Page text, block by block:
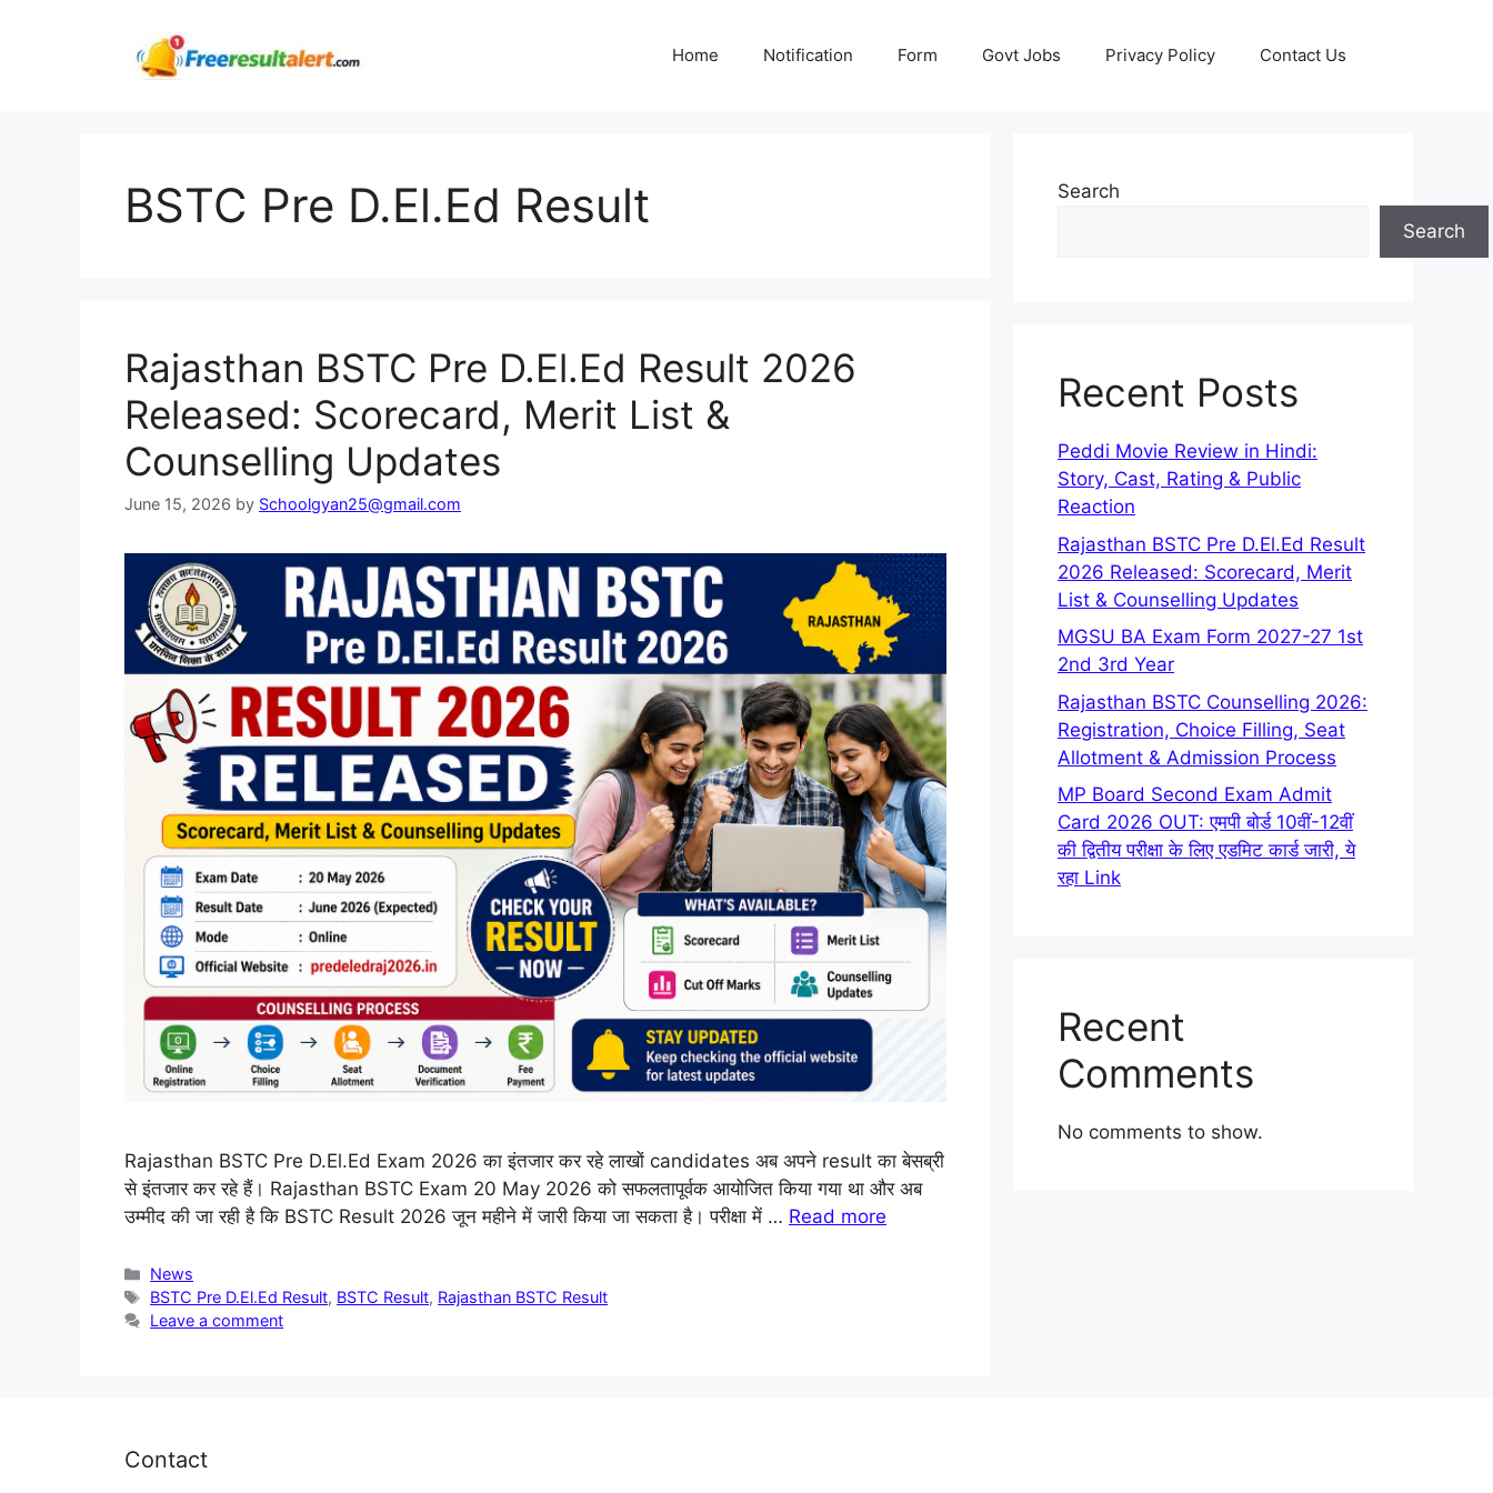
Home Notification Form Govt Jobs Privacy Policy Contact Us
BSTC Pre D.El.Ed Result
Rajasthan BSTC Pre D.El.Ed Result 2026
Released: Scorecard, Merit List &
Counselling Updates
June 15, 2026 by Schoolgyan25@gmail.com
Rajasthan BSTC Pre D.El.Ed Exam 2026 का इंतजार कर रहे लाखों candidates अब अपने result का बेसब्री
से इंतजार कर रहे हैं। Rajasthan BSTC Exam 20 May 2026 को सफलतापूर्वक आयोजित किया गया था और अब
उम्मीद की जा रही है कि BSTC Result 2026 जून महीने में जारी किया जा सकता है। परीक्षा में … Read more
Categories
News
Tags
BSTC Pre D.El.Ed Result, BSTC Result, Rajasthan BSTC Result
Leave a comment
Search
Search
Recent Posts
Peddi Movie Review in Hindi:
Story, Cast, Rating & Public
Reaction
Rajasthan BSTC Pre D.El.Ed Result
2026 Released: Scorecard, Merit
List & Counselling Updates
MGSU BA Exam Form 2027-27 1st
2nd 3rd Year
Rajasthan BSTC Counselling 2026:
Registration, Choice Filling, Seat
Allotment & Admission Process
MP Board Second Exam Admit
Card 2026 OUT: एमपी बोर्ड 10वीं-12वीं
की द्वितीय परीक्षा के लिए एडमिट कार्ड जारी, ये
रहा Link
Recent
Comments
No comments to show.
Contact